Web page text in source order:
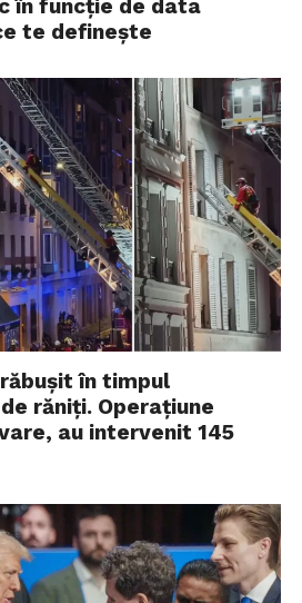
în funcție de data
te definește
în timpul
răniți. Operațiune
au intervenit 145